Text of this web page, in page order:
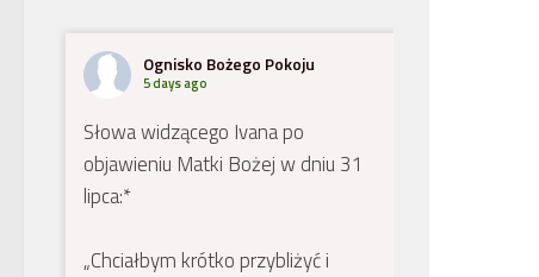
Ognisko Bożego Pokoju
5 days ago
Słowa widzącego Ivana po
objawieniu Matki Bożej w dniu 31
lipca:*
„Chciałbym krótko przybliżyć i